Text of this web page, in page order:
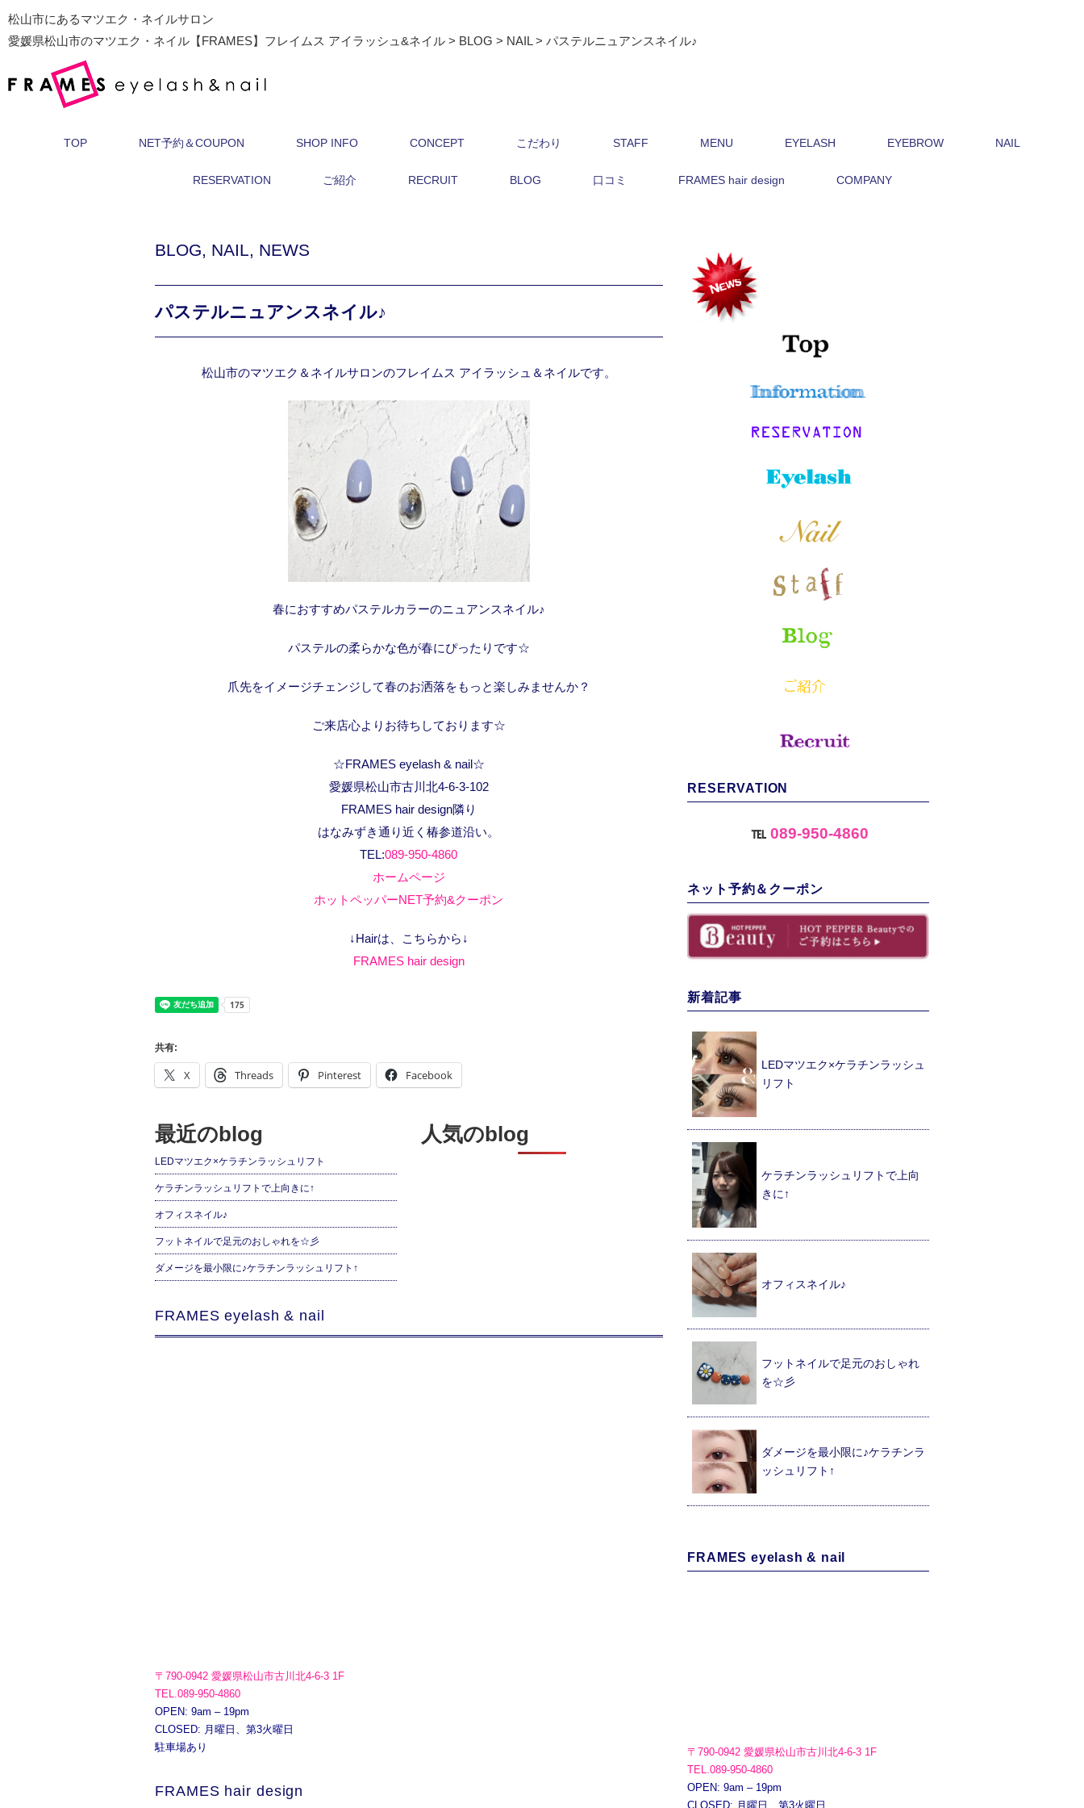
松山市にあるマツエク・ネイルサロン
愛媛県松山市のマツエク・ネイル【FRAMES】フレイムス アイラッシュ&ネイル > BLOG > NAIL> パステルニュアンスネイル♪
TOP NET予約＆COUPON SHOP INFO CONCEPT こだわり STAFF MENU EYELASH EYEBROW NAIL
RESERVATION ご紹介 RECRUIT BLOG 口コミ FRAMES hair design COMPANY
BLOG, NAIL, NEWS
パステルニュアンスネイル♪
松山市のマツエク＆ネイルサロンのフレイムス アイラッシュ＆ネイルです。
春におすすめパステルカラーのニュアンスネイル♪
パステルの柔らかな色が春にぴったりです☆
爪先をイメージチェンジして春のお洒落をもっと楽しみませんか？
ご来店心よりお待ちしております☆
☆FRAMES eyelash & nail☆
愛媛県松山市古川北4-6-3-102
FRAMES hair design隣り
はなみずき通り近く椿参道沿い。
TEL:089-950-4860
ホームページ
ホットペッパーNET予約&クーポン
↓Hairは、こちらから↓
FRAMES hair design
共有:
X Threads Pinterest Facebook
最近のblog
LEDマツエク×ケラチンラッシュリフト
ケラチンラッシュリフトで上向きに↑
オフィスネイル♪
フットネイルで足元のおしゃれを☆彡
ダメージを最小限に♪ケラチンラッシュリフト↑
人気のblog
FRAMES eyelash & nail
〒790-0942 愛媛県松山市古川北4-6-3 1F
TEL.089-950-4860
OPEN: 9am – 19pm
CLOSED: 月曜日、第3火曜日
駐車場あり
FRAMES hair design
RESERVATION
℡089-950-4860
ネット予約＆クーポン
新着記事
LEDマツエク×ケラチンラッシュ
リフト
ケラチンラッシュリフトで上向
きに↑
オフィスネイル♪
フットネイルで足元のおしゃれ
を☆彡
ダメージを最小限に♪ケラチンラ
ッシュリフト↑
FRAMES eyelash & nail
〒790-0942 愛媛県松山市古川北4-6-3 1F
TEL.089-950-4860
OPEN: 9am – 19pm
CLOSED: 月曜日、第3火曜日